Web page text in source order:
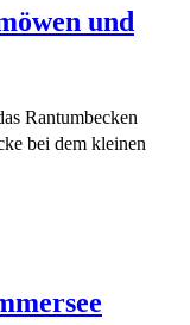
und
Rantumbecken
bei dem kleinen